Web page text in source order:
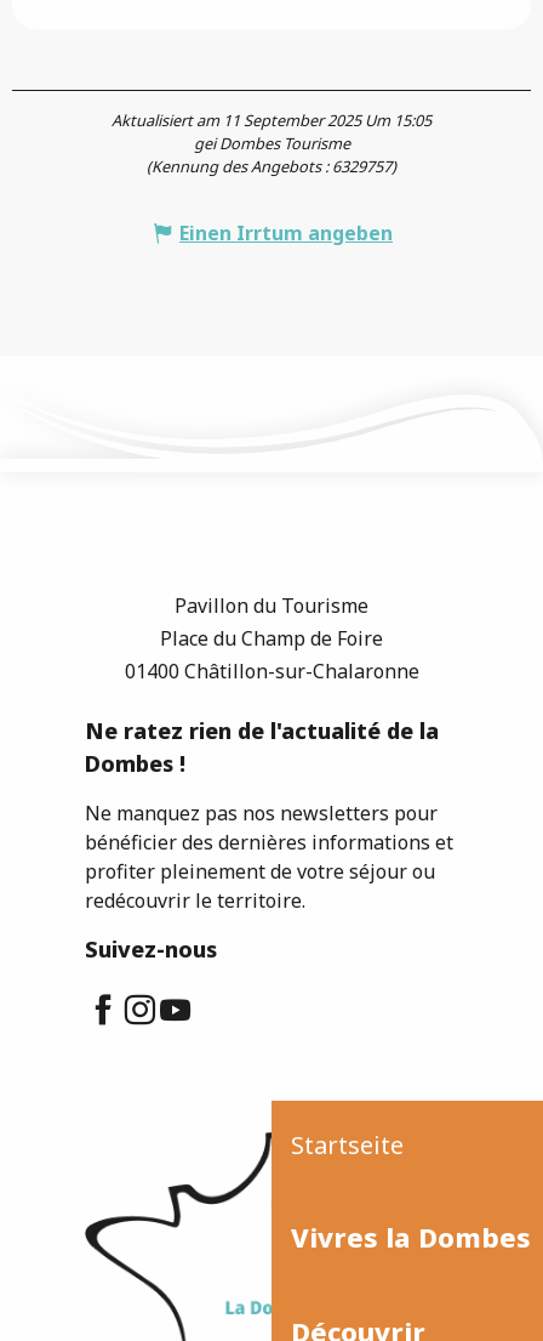
Startseite
Vivres la Dombes
Découvrir
Aktualisiert am 11 September 2025 Um 15:05
gei Dombes Tourisme
(Kennung des Angebots :6329757)
Einen Irrtum angeben
Pavillon du Tourisme
Place du Champ de Foire
01400 Châtillon-sur-Chalaronne
Ne ratez rien de l'actualité de la
Dombes !
Ne manquez pas nos newsletters pour
bénéficier des dernières informations et
profiter pleinement de votre séjour ou
redécouvrir le territoire.
Suivez-nous